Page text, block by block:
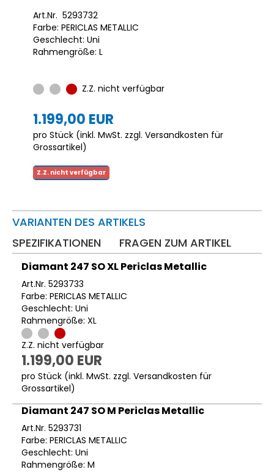
Art.Nr. 5293732
Farbe: PERICLAS METALLIC
Geschlecht: Uni
Rahmengröße: L
Z.Z. nicht verfügbar
1.199,00 EUR
pro Stück (inkl. MwSt. zzgl. Versandkosten für
Grossartikel)
Z.Z. nicht verfügbar
VARIANTEN DES ARTIKELS
SPEZIFIKATIONEN
FRAGEN ZUM ARTIKEL
Diamant 247 SO XL Periclas Metallic
Art.Nr. 5293733
Farbe: PERICLAS METALLIC
Geschlecht: Uni
Rahmengröße: XL
Z.Z. nicht verfügbar
1.199,00 EUR
pro Stück (inkl. MwSt. zzgl. Versandkosten für
Grossartikel)
Diamant 247 SO M Periclas Metallic
Art.Nr. 5293731
Farbe: PERICLAS METALLIC
Geschlecht: Uni
Rahmengröße: M